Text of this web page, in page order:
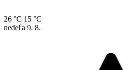
26 °C 15 °C
nedeľa 9. 8.